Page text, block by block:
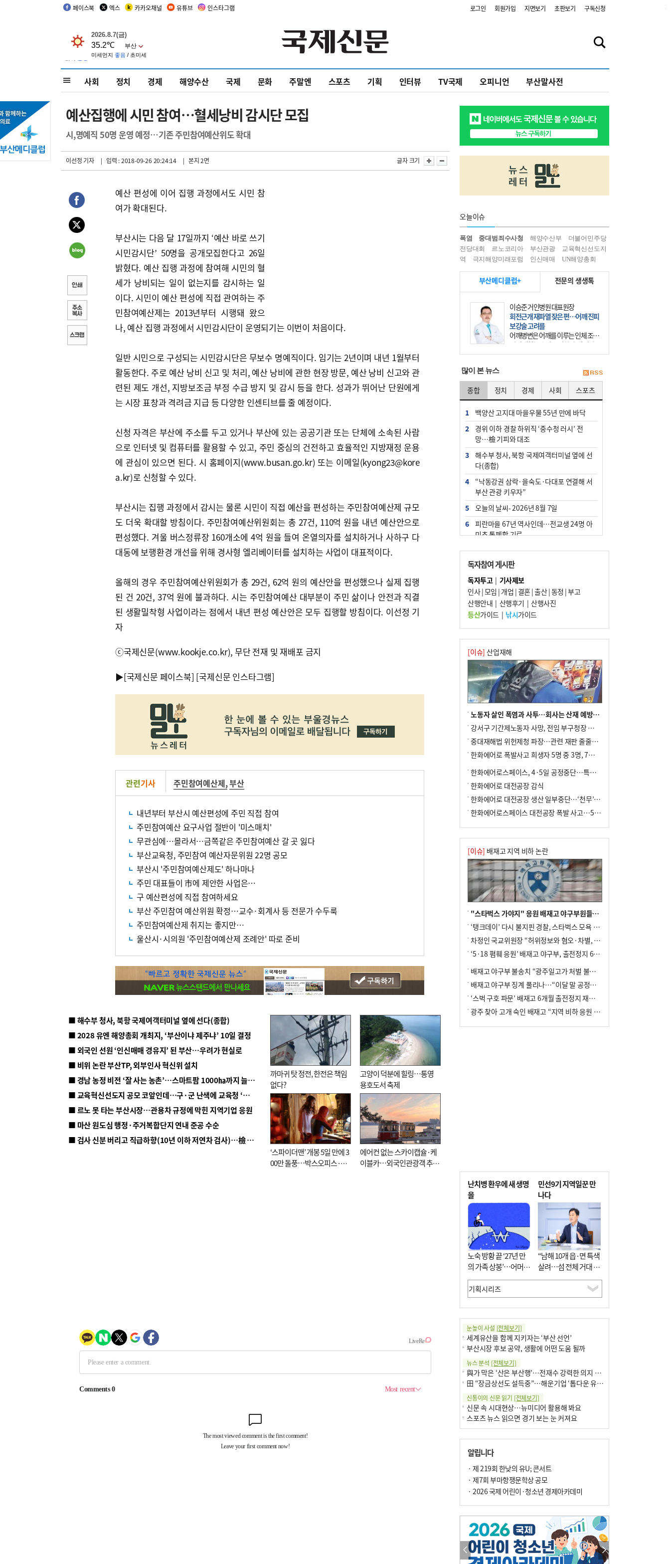
페이스북 엑스 카카오채널 유튜브 인스타그램 로그인 회원가입 지면보기 초판보기 구독신청
사회 정치 경제 해양수산 국제 문화 주말엔 스포츠 기획 인터뷰 TV국제 오피니언 부산말사전
예산집행에 시민 참여…혈세낭비 감시단 모집
시,명예직 50명 운영 예정…기존 주민참여예산위도 확대
이선정 기자 | 입력 : 2018-09-26 20:24:14 | 본지 2면 글자 크기
예산 편성에 이어 집행 과정에서도 시민 참
여가 확대된다.
부산시는 다음 달 17일까지 ‘예산 바로 쓰기
시민감시단’ 50명을 공개모집한다고 26일
밝혔다. 예산 집행 과정에 참여해 시민의 혈
세가 낭비되는 일이 없는지를 감시하는 일
이다. 시민이 예산 편성에 직접 관여하는 주
민참여예산제는 2013년부터 시행돼 왔으
나, 예산 집행 과정에서 시민감시단이 운영되기는 이번이 처음이다.
일반 시민으로 구성되는 시민감시단은 무보수 명예직이다. 임기는 2년이며 내년 1월부터
활동한다. 주로 예산 낭비 신고 및 처리, 예산 낭비에 관한 현장 방문, 예산 낭비 신고와 관
련된 제도 개선, 지방보조금 부정 수급 방지 및 감시 등을 한다. 성과가 뛰어난 단원에게
는 시장 표창과 격려금 지급 등 다양한 인센티브를 줄 예정이다.
신청 자격은 부산에 주소를 두고 있거나 부산에 있는 공공기관 또는 단체에 소속된 사람
으로 인터넷 및 컴퓨터를 활용할 수 있고, 주민 중심의 건전하고 효율적인 지방재정 운용
에 관심이 있으면 된다. 시 홈페이지(www.busan.go.kr) 또는 이메일(kyong23@kore
a.kr)로 신청할 수 있다.
부산시는 집행 과정에서 감시는 물론 시민이 직접 예산을 편성하는 주민참여예산제 규모
도 더욱 확대할 방침이다. 주민참여예산위원회는 총 27건, 110억 원을 내년 예산안으로
편성했다. 겨울 버스정류장 160개소에 4억 원을 들여 온열의자를 설치하거나 사하구 다
대동에 보행환경 개선을 위해 경사형 엘리베이터를 설치하는 사업이 대표적이다.
올해의 경우 주민참여예산위원회가 총 29건, 62억 원의 예산안을 편성했으나 실제 집행
된 건 20건, 37억 원에 불과하다. 시는 주민참여예산 대부분이 주민 삶이나 안전과 직결
된 생활밀착형 사업이라는 점에서 내년 편성 예산안은 모두 집행할 방침이다. 이선정 기
자
ⓒ국제신문(www.kookje.co.kr), 무단 전재 및 재배포 금지
▶[국제신문 페이스북] [국제신문 인스타그램]
관련기사 주민참여예산제,부산
내년부터 부산시 예산편성에 주민 직접 참여
주민참여예산 요구사업 절반이 '미스매치'
무관심에…몰라서…금쪽같은 주민참여예산 갈 곳 잃다
부산교육청, 주민참여 예산자문위원 22명 공모
부산시 '주민참여예산제도' 하나마나
주민 대표들이 市에 제안한 사업은…
구 예산편성에 직접 참여하세요
부산 주민참여 예산위원 확정…교수·회계사 등 전문가 수두룩
주민참여예산제 취지는 좋지만…
울산시·시의원 '주민참여예산제 조례안' 따로 준비
■ 해수부 청사, 북항 국제여객터미널 옆에 선다(종합)
■ 2028 유엔 해양총회 개최지, ‘부산이냐 제주냐’ 10일 결정
■ 외국인 선원 ‘인신매매 경유지’ 된 부산…우려가 현실로
■ 비위 논란 부산TP, 외부인사 혁신위 설치
■ 경남 농정 비전 ‘잘 사는 농촌’…스마트팜 1000㏊까지 늘린다
■ 교육혁신선도지 공모 코앞인데…구·군 난색에 교육청 ‘쩔쩔’
■ 르노 못 타는 부산시장…관용차 규정에 막힌 지역기업 응원
■ 마산 원도심 행정·주거복합단지 연내 준공 수순
■ 검사 신분 버리고 직급하향(10년 이하 저연차 검사)…檢 중수청행 기피
까마귀 탓 정전, 한전은 책임
없다?
고양이 덕분에 힐링…통영
용호도서 축제
‘스파이더맨’ 개봉 5일 만에 3
00만 돌풍…박스오피스·예
에어컨 없는 스카이캡슐·케
이블카…외국인관광객 추억
오늘이슈
폭염 중대범죄수사청 해양수산부
더불어민주당
전당대회
르노코리아 부산관광
교육혁신선도지
역
극지해양미래포럼 인신매매 UN해양총회
부산메디클럽+ 전문의 생생톡
이승준 거인병원 대표원장
회전근개 재파열 잦은 편…어깨 진피
보강술 고려를
어깨병변은 어깨를 이루는 인체 조직
에 발생하는 손상을 말한다. 여기에
는 오십견과 회전근개 증후군, 어깨
많이 본 뉴스
종합 정치 경제 사회 스포츠
1
백양산 고지대 마을우물 55년 만에 바닥
2
경위 이하 경찰 하위직 ‘중수청 러시’ 전
망…檢 기피와 대조
3
해수부 청사, 북항 국제여객터미널 옆에 선
다(종합)
4
“낙동강권 삼락·을숙도·다대포 연결해 서
부산 관광 키우자”
5
오늘의 날씨- 2026년 8월 7일
6
피란마을 67년 역사인데…전교생 24명 아
미초 통폐합 기로
7
[사설] 해수부 신청사 북항으로 확정, 해양
수도 도약의 전환점
8
부울경 주말부터 비소식…‘극한 폭염’ 한풀
꺾일 듯
9
외국인 선원 ‘인신매매 경유지’ 된 부산…
우려가 현실로
10 르노 못 타는 부산시장…관용차 규정에 막
힌 지역기업 응원
독자참여 게시판
독자투고| 기사제보
인사|모임 | 개업 | 결혼|출산|동정 |부고
산행안내 | 산행후기 | 산행사진
등산가이드| 낚시가이드
[이슈] 산업재해
노동자 살인 폭염과 사투…회사는 산재 예방·전기료 절감 전력
강서구 기간제노동자 사망, 전임 부구청장 檢 송치
중대재해법 위헌제청 파장…관련 재판 줄줄이 브레이크
한화에어로 폭발사고 희생자 5명 중 3명, 7일 영면
한화에어로스페이스, 4·5일 공정중단…특별 안전점검
한화에어로 대전공장 감식
한화에어로 대전공장 생산 일부중단…‘천무’ 수출 비상
한화에어로스페이스 대전공장 폭발 사고…5명 사망·2명 부상(종합)
[이슈] 배재고 지역 비하 논란
"스타벅스 가야지" 응원 배재고 야구부원들, 학교서 징계 처분
‘탱크데이’ 다시 불지핀 경찰, 스타벅스 모욕 혐의 압수수색
차정인 국교위원장 “허위정보와 혐오·차별, 학교 교실까지 유입"
‘5·18 폄훼 응원’ 배재고 야구부, 출전정지 6개월→1개월 감경
배재고 야구부 불송치 “광주일고가 처벌 불원 의사 표해”
배재고 야구부 징계 풀리나…“이달 말 공정위서 재심의”
‘스벅 구호 파문’ 배재고 6개월 출전정지 재심 신청키로
광주 찾아 고개 숙인 배재고 “지역 비하 응원 잘못”(종합)
난치병 환우에 새 생명
을
노숙 방황 끝 ‘27년 만
의 가족 상봉’…어머니
와 행복 꿈꿔
민선9기 지역일꾼 만
나다
“남해 10개 읍·면 특색
살려…섬 전체 거대 정
원으로 조성”
눈높이 사설 [전체보기]
세계유산을 함께 지키자는 ‘부산 선언’
부산시장 후보 공약, 생활에 어떤 도움 될까
뉴스 분석 [전체보기]
與가 막은 ‘산은 부산행’…전재수 강력한 의지 표명 없인 공염불
田 “장금상선도 설득중”…해운기업 ‘톱다운 유치전’ 가속
신통이의 신문 읽기 [전체보기]
신문 속 시대현상…뉴미디어 활용해 봐요
스포츠 뉴스 읽으면 경기 보는 눈 커져요
구·군 승진 축하화분 관행 없애자니 소상공인 울상
팩트체크[전체보기]
의령 한우산 털중나리
한 손 뉴스[전체보기]
시민이 개발한 폭염 대응 앱 ‘그늘로’ 길안내 지도 등 인기
골목 맛집 발굴 고메 셀렉션…부산시, 페스티벌 시월 연계
알립니다
· 제 219회 한낮의 유U; 콘서트
· 제7회 부마항쟁문학상 공모
· 2026 국제 어린이·청소년 경제아카데미